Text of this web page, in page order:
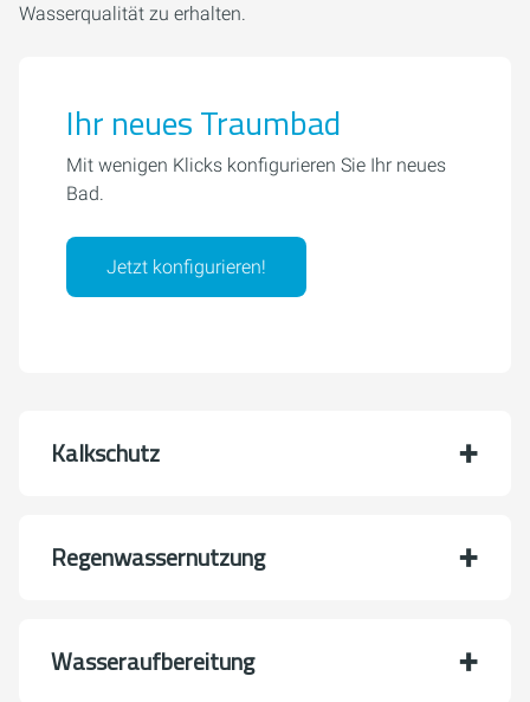
Wasserqualität zu erhalten.
Ihr neues Traumbad
Mit wenigen Klicks konfigurieren Sie Ihr neues
Bad.
Jetzt konfigurieren!
Kalkschutz
Regenwassernutzung
Wasseraufbereitung